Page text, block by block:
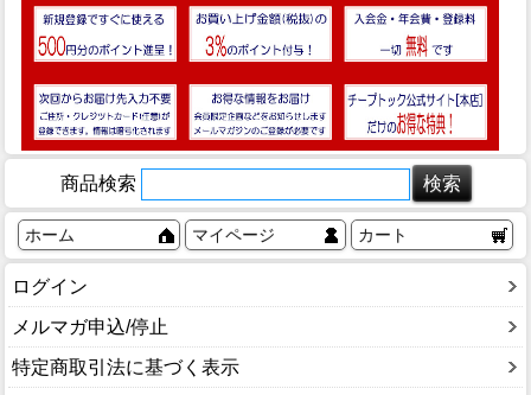
商品検索
ホーム マイページ カート
ログイン
メルマガ申込/停止
特定商取引法に基づく表示